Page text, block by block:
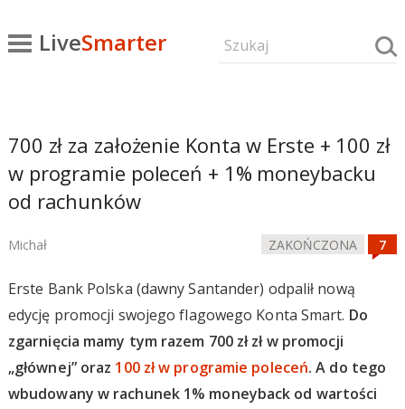
LiveSmarter
700 zł za założenie Konta w Erste + 100 zł
w programie poleceń + 1% moneybacku
od rachunków
Michał ZAKOŃCZONA
Erste Bank Polska (dawny Santander) odpalił nową
edycję promocji swojego flagowego Konta Smart. Do
zgarnięcia mamy tym razem 700 zł zł w promocji
„głównej” oraz 100 zł w programie poleceń. A do tego
wbudowany w rachunek 1% moneyback od wartości